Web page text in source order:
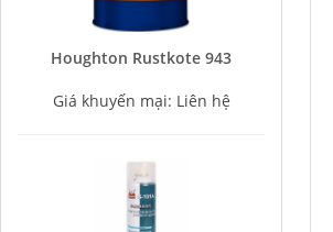
Houghton Rustkote 943